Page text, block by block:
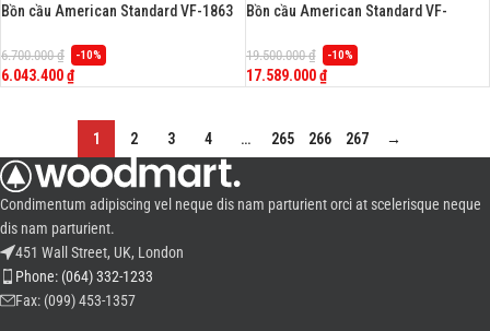
Bồn cầu American Standard VF-1863
6.700.000₫ -10%
6.043.400₫
Bồn cầu American Standard VF-
Slim WP-7SR1(Pristine), dòng Loven
19.500.000₫ -10%
17.589.000₫
1 2 3 4 … 265 266 267 →
Condimentum adipiscing vel neque dis nam parturient orci at scelerisque neque
dis nam parturient.
451 Wall Street, UK, London
Phone: (064) 332-1233
Fax: (099) 453-1357